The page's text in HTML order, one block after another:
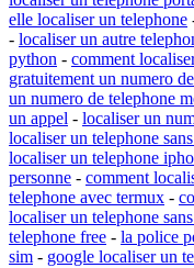
elle localiser un telephone
- localiser un autre
python - comment
gratuitement un numero
un numero de telephone
un appel - localiser un
localiser un telephone
localiser un telephone
personne - comment
telephone avec termux -
localiser un telephone
telephone free - la police
sim - google localiser un